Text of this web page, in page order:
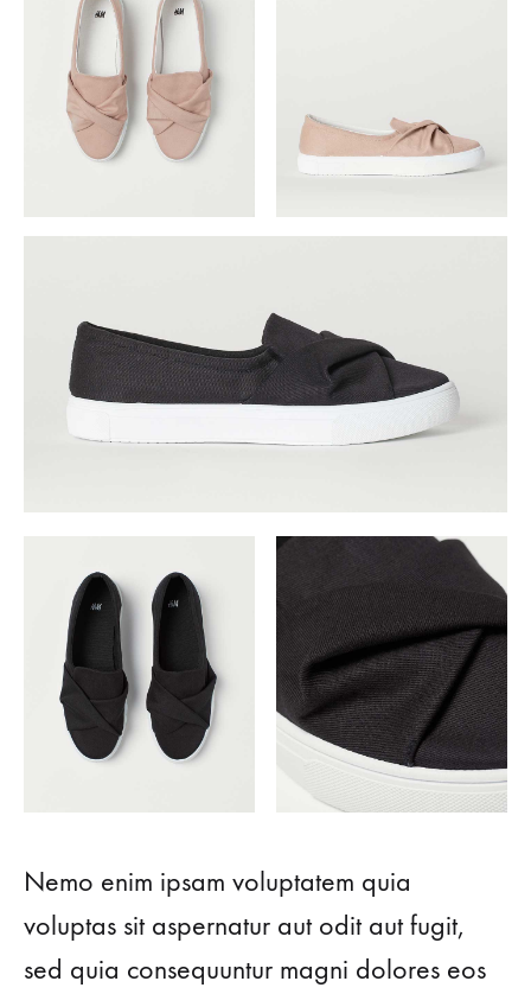
Nemo enim ipsam voluptatem quia
voluptas sit aspernatur aut odit aut fugit,
sed quia consequuntur magni dolores eos